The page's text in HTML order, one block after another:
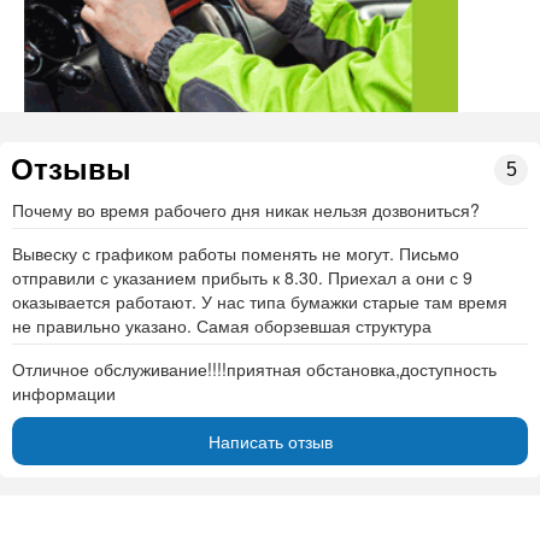
Факс
8 (83334) 6-18-35
Начальник
Попова Татьяна Петровна 2-40-00
Реквизиты
Наименование
Федеральной налоговой службы
ИНН
4307005800
КПП
430701001
Адрес
Банк - ГРКЦ ГУ Банка России по Кировской обл. г.
Отзывы 5
Почему во время рабочего дня никак нельзя дозвониться?
Вывеску с графиком работы поменять не могут. Письмо
отправили с указанием прибыть к 8.30. Приехал а они с 9
оказывается работают. У нас типа бумажки старые там время
не правильно указано. Самая оборзевшая структура
Отличное обслуживание!!!!приятная обстановка,доступность
информации
Написать отзыв